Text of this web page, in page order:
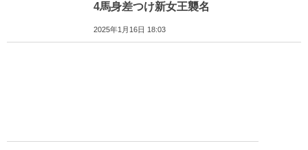
4馬身差つけ新女王襲名
2025年1月16日 18:03